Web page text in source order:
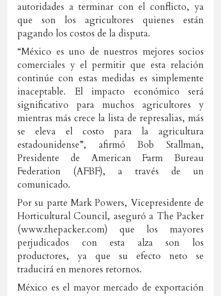
autoridades a terminar con el conflicto, ya
que son los agricultores quienes están
pagando los costos de la disputa.
“México es uno de nuestros mejores socios
comerciales y el permitir que esta relación
continúe con estas medidas es simplemente
inaceptable. El impacto económico será
significativo para muchos agricultores y
mientras más crece la lista de represalias, más
se eleva el costo para la agricultura
estadounidense”, afirmó Bob Stallman,
Presidente de American Farm Bureau
Federation (AFBF), a través de un
comunicado.
Por su parte Mark Powers, Vicepresidente de
Horticultural Council, aseguró a The Packer
(www.thepacker.com) que los mayores
perjudicados con esta alza son los
productores, ya que su efecto neto se
traducirá en menores retornos.
México es el mayor mercado de exportación